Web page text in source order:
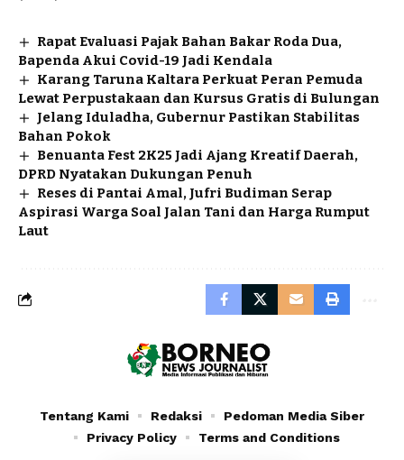
Rapat Evaluasi Pajak Bahan Bakar Roda Dua,
Bapenda Akui Covid-19 Jadi Kendala
Karang Taruna Kaltara Perkuat Peran Pemuda
Lewat Perpustakaan dan Kursus Gratis di Bulungan
Jelang Iduladha, Gubernur Pastikan Stabilitas
Bahan Pokok
Benuanta Fest 2K25 Jadi Ajang Kreatif Daerah,
DPRD Nyatakan Dukungan Penuh
Reses di Pantai Amal, Jufri Budiman Serap
Aspirasi Warga Soal Jalan Tani dan Harga Rumput
Laut
Tentang Kami Redaksi
Pedoman Media Siber
Privacy Policy
Terms and Conditions